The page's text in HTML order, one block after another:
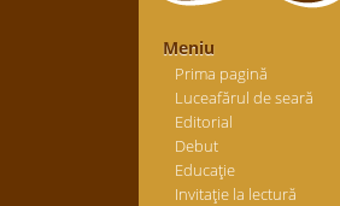
Meniu
Prima pagină
Luceafărul de seară
Editorial
Debut
Educaţie
Invitaţie la lectură